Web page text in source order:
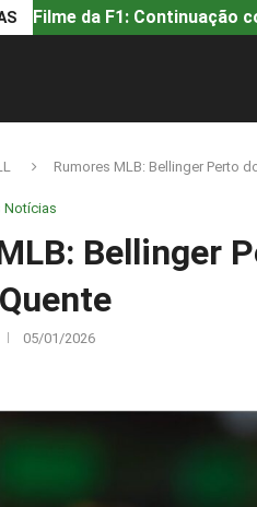
Filme da F1: Continuação
Rumores MLB: Bellinger Perto
Notícias
Bellinger
05/01/2026